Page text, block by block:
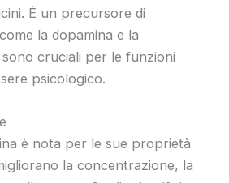
È un precursore di
la dopamina e la
cruciali per le funzioni
psicologico.
è nota per le sue proprietà
la concentrazione, la